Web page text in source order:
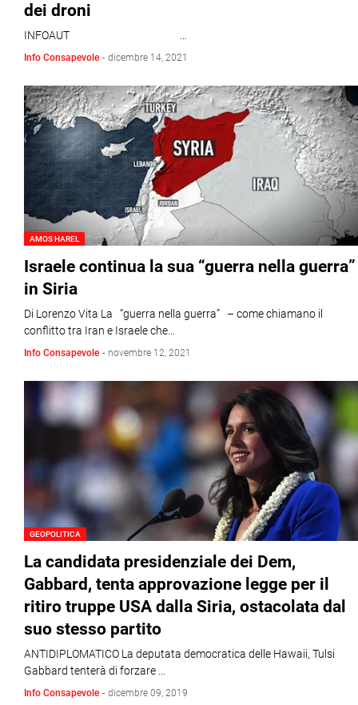
dei droni
INFOAUT …
Info Consapevole - dicembre 14, 2021
AMOS HAREL
Israele continua la sua “guerra nella guerra”
in Siria
Di Lorenzo Vita La “guerra nella guerra” – come chiamano il
conflitto tra Iran e Israele che…
Info Consapevole - novembre 12, 2021
GEOPOLITICA
La candidata presidenziale dei Dem,
Gabbard, tenta approvazione legge per il
ritiro truppe USA dalla Siria, ostacolata dal
suo stesso partito
ANTIDIPLOMATICO La deputata democratica delle Hawaii, Tulsi
Gabbard tenterà di forzare …
Info Consapevole - dicembre 09, 2019